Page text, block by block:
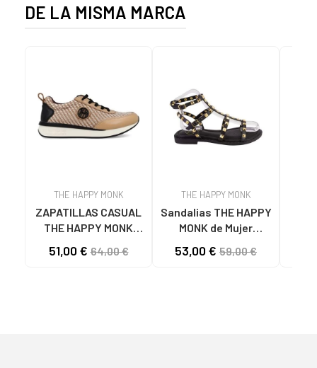
DE LA MISMA MARCA
THE HAPPY MONK
ZAPATILLAS CASUAL
THE HAPPY MONK
CON LOGO DISTINTIVO
51,00 €64,00 €
THE HAPPY MONK
Sandalias THE HAPPY
MONK de Mujer
SANDALIAS DE MUJER
53,00 € 59,00 €